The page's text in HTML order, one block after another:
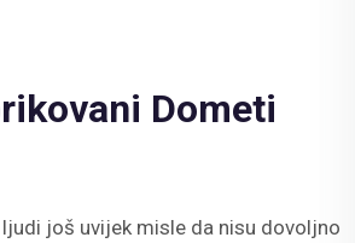
Dometi
još uvijek misle da nisu dovoljno